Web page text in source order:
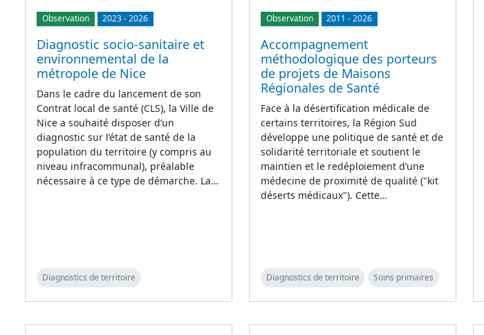
Observation 2023-2026
Diagnostic socio-sanitaire et
environnemental de la
métropole de Nice
Dans le cadre du lancement de son
Contrat local de santé (CLS), la Ville de
Nice a souhaité disposer d’un
diagnostic sur l’état de santé de la
population du territoire (y compris au
niveau infracommunal), préalable
nécessaire à ce type de démarche. La…
Diagnostics de territoire
Observation 2011 -2026
Accompagnement
méthodologique des porteurs
de projets de Maisons
Régionales de Santé
Face à la désertification médicale de
certains territoires, la Région Sud
développe une politique de santé et de
solidarité territoriale et soutient le
maintien et le redéploiement d’une
médecine de proximité de qualité ("kit
déserts médicaux"). Cette…
Diagnostics de territoire Soins primaires